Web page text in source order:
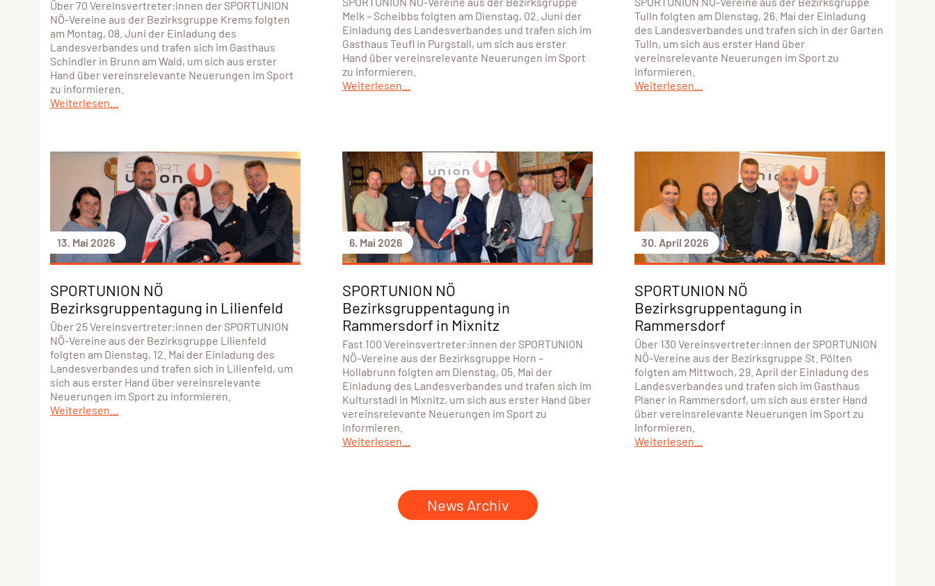
Über 70 Vereinsvertreter:innen der SPORTUNION
NÖ-Vereine aus der Bezirksgruppe Krems folgten
am Montag, 08. Juni der Einladung des
Landesverbandes und trafen sich im Gasthaus
Schindler in Brunn am Wald, um sich aus erster
Hand über vereinsrelevante Neuerungen im Sport
zu informieren.
Weiterlesen...
Melk – Scheibbs folgten am Dienstag, 02. Juni der
Einladung des Landesverbandes und trafen sich im
Gasthaus Teufl in Purgstall, um sich aus erster
Hand über vereinsrelevante Neuerungen im Sport
zu informieren.
Weiterlesen...
Tulln folgten am Dienstag, 26. Mai der Einladung
des Landesverbandes und trafen sich in der Garten
Tulln, um sich aus erster Hand über
vereinsrelevante Neuerungen im Sport zu
informieren.
Weiterlesen...
13. Mai 2026
SPORTUNION NÖ
Bezirksgruppentagung in Lilienfeld
Über 25 Vereinsvertreter:innen der SPORTUNION
NÖ-Vereine aus der Bezirksgruppe Lilienfeld
folgten am Dienstag, 12. Mai der Einladung des
Landesverbandes und trafen sich in Lilienfeld, um
sich aus erster Hand über vereinsrelevante
Neuerungen im Sport zu informieren.
Weiterlesen...
6. Mai 2026
SPORTUNION NÖ
Bezirksgruppentagung in
Rammersdorf in Mixnitz
Fast 100 Vereinsvertreter:innen der SPORTUNION
NÖ-Vereine aus der Bezirksgruppe Horn –
Hollabrunn folgten am Dienstag, 05. Mai der
Einladung des Landesverbandes und trafen sich im
Kulturstadl in Mixnitz, um sich aus erster Hand über
vereinsrelevante Neuerungen im Sport zu
informieren.
Weiterlesen...
30. April 2026
SPORTUNION NÖ
Bezirksgruppentagung in
Rammersdorf
Über 130 Vereinsvertreter:innen der SPORTUNION
NÖ-Vereine aus der Bezirksgruppe St. Pölten
folgten am Mittwoch, 29. April der Einladung des
Landesverbandes und trafen sich im Gasthaus
Planer in Rammersdorf, um sich aus erster Hand
über vereinsrelevante Neuerungen im Sport zu
informieren.
Weiterlesen...
News Archiv